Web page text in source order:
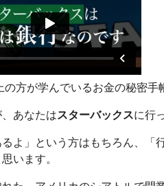
の方が学んでいるお金の秘密
あなたはスターバックスに行
るよ」という方はもちろん、
います。